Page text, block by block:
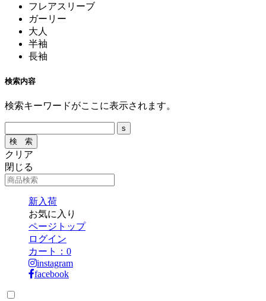
フレアスリーブ
ガーリー
大人
半袖
長袖
検索内容
検索キーワードがここに表示されます。
クリア
閉じる
新入荷
お気に入り
ページトップ
ログイン
カート： 0
instagram
facebook